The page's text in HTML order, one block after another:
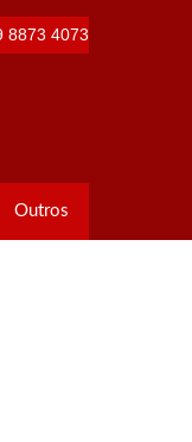
8873 4073
Outros